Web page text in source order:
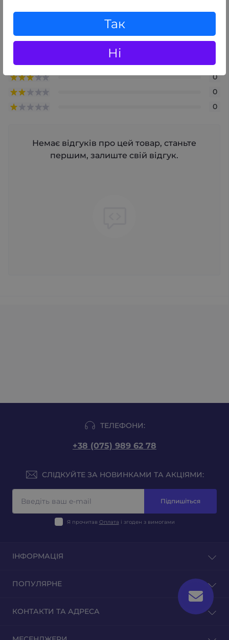
Так
Ні
0
0
0
0
Немає відгуків про цей товар, станьте
першим, залиште свій відгук.
ТЕЛЕФОНИ:
+38 (075) 989 62 78
СЛІДКУЙТЕ ЗА НОВИНКАМИ ТА АКЦІЯМИ:
Підпишіться
Я прочитав Оплата і згоден з вимогами
ІНФОРМАЦІЯ
Відгуки
Повернення товару
ПОПУЛЯРНЕ
Тютюн для гільз
КОНТАКТИ ТА АДРЕСА